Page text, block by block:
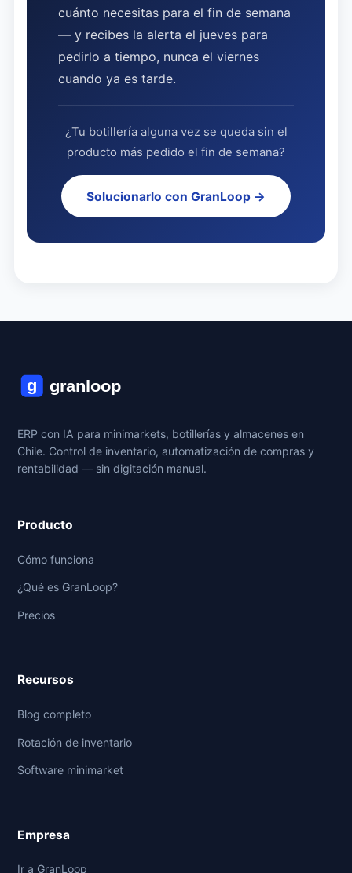
cuánto necesitas para el fin de semana
— y recibes la alerta el jueves para
pedirlo a tiempo, nunca el viernes
cuando ya es tarde.
¿Tu botillería alguna vez se queda sin el
producto más pedido el fin de semana?
Solucionarlo con GranLoop →
ERP con IA para minimarkets, botillerías y almacenes en
Chile. Control de inventario, automatización de compras y
rentabilidad — sin digitación manual.
Producto
Cómo funciona
¿Qué es GranLoop?
Precios
Recursos
Blog completo
Rotación de inventario
Software minimarket
Empresa
Ir a GranLoop